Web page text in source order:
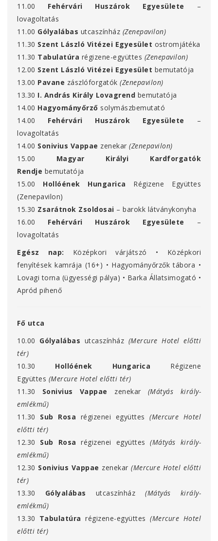
11.00
Fehérvári Huszárok Egyesülete
–
lovagoltatás
11.00 Gólyalábas utcaszínház (Zenepavilon)
11.30 Szent László Vitézei Egyesület ostromjátéka
11.30 Tabulatúra régizene-együttes (Zenepavilon)
12.00 Szent László Vitézei Egyesület bemutatója
13.00 Pavane zászlóforgatók (Zenepavilon)
13.30 I. András Király Lovagrend bemutatója
14.00 Hagyományőrző solymászbemutató
14.00
Fehérvári Huszárok Egyesülete
–
lovagoltatás
14.00 Sonivius Vappae zenekar (Zenepavilon)
15.00
Magyar Királyi Kardforgatók
Rendje bemutatója
15.00
Hollóének Hungarica
Régizene Együttes
(Zenepavilon)
15.30 Zsarátnok Zsoldosai – barokk látványkonyha
16.00
Fehérvári Huszárok Egyesülete
–
lovagoltatás
Egész nap:
Középkori várjátszó • Középkori
fenyítések kamrája (16+) • Hagyományőrzők tábora •
Lovagi torna (ügyességi pálya) • Barka Állatsimogató •
Apród pihenő
Fő utca
10.00 Gólyalábas utcaszínház (Mercure Hotel előtti
tér)
10.30
Hollóének Hungarica
Régizene
Együttes (Mercure Hotel előtti tér)
11.30
Sonivius Vappae zenekar
(Mátyás király-
emlékmű)
11.30
Sub Rosa régizenei együttes (Mercure Hotel
előtti tér)
12.30
Sub Rosa régizenei együttes (Mátyás király-
emlékmű)
12.30 Sonivius Vappae zenekar (Mercure Hotel előtti
tér)
13.30
Gólyalábas utcaszínház
(Mátyás király-
emlékmű)
13.30 Tabulatúra régizene-együttes (Mercure Hotel
előtti tér)